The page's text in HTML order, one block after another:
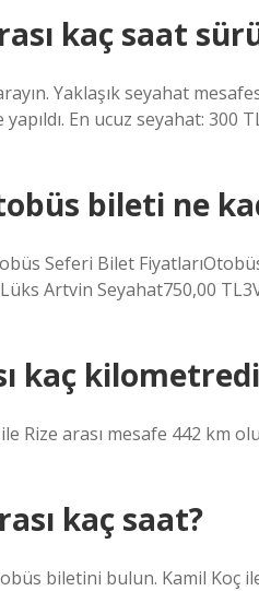
kaç saat
Yaklaşık seyahat
En ucuz seyahat: 300
bileti ne
Seferi Bilet
Artvin Seyahat750,00
kaç
Rize arası mesafe 442 km
kaç saat?
biletini bulun. Kamil Koç